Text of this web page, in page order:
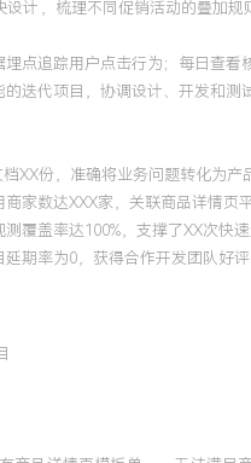
计，梳理不同促销活动的叠加
点追踪用户点击行为；每日查
迭代项目，协调设计、开发和
XX份，准确将业务问题转化为产
家数达XXX家，关联商品详情页
覆盖率达100%，支撑了XX次快
期率为0，获得合作开发团队好